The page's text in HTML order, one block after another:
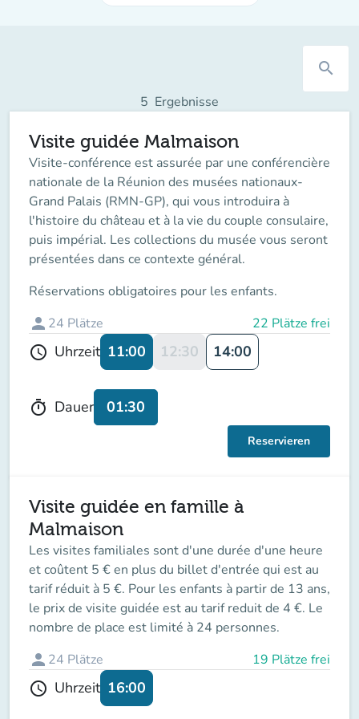
search
5 Ergebnisse
Visite guidée Malmaison
Visite-conférence est assurée par une conférencière
nationale de la Réunion des musées nationaux-
Grand Palais (RMN-GP), qui vous introduira à
l'histoire du château et à la vie du couple consulaire,
puis impérial. Les collections du musée vous seront
présentées dans ce contexte général.
Réservations obligatoires pour les enfants.
person 24 Plätze 22 Plätze frei
schedule Uhrzeit 11:00 12:30 14:00
timer Dauer 01:30
Reservieren
Visite guidée en famille à
Malmaison
Les visites familiales sont d'une durée d'une heure
et coûtent 5 € en plus du billet d'entrée qui est au
tarif réduit à 5 €. Pour les enfants à partir de 13 ans,
le prix de visite guidée est au tarif reduit de 4 €. Le
nombre de place est limité à 24 personnes.
person 24 Plätze 19 Plätze frei
schedule Uhrzeit 16:00